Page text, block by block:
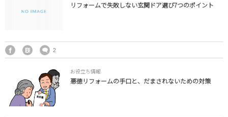
リフォームで失敗しない玄関ドア選び7つのポイント
2
お役立ち情報
悪徳リフォームの手口と、だまされないための対策
トイレ
オリジナル家具
給湯器